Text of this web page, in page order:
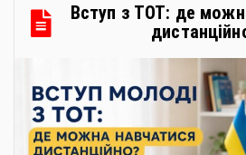
Вступ з ТОТ: де